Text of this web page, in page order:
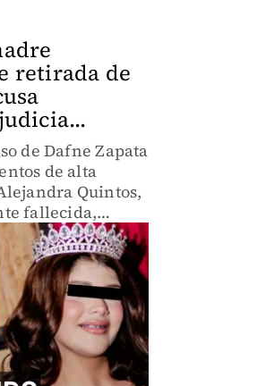
retirada de
de Dafne Zapata
de alta
Quintos,
fallecida,
presuntas
del proceso